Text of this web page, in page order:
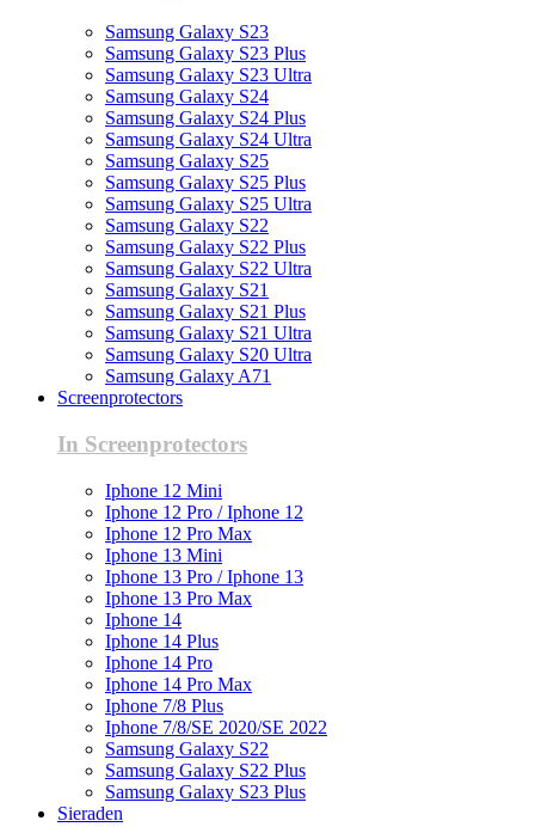
Samsung Galaxy S23
Samsung Galaxy S23 Plus
Samsung Galaxy S23 Ultra
Samsung Galaxy S24
Samsung Galaxy S24 Plus
Samsung Galaxy S24 Ultra
Samsung Galaxy S25
Samsung Galaxy S25 Plus
Samsung Galaxy S25 Ultra
Samsung Galaxy S22
Samsung Galaxy S22 Plus
Samsung Galaxy S22 Ultra
Samsung Galaxy S21
Samsung Galaxy S21 Plus
Samsung Galaxy S21 Ultra
Samsung Galaxy S20 Ultra
Samsung Galaxy A71
Screenprotectors
In Screenprotectors
Iphone 12 Mini
Iphone 12 Pro / Iphone 12
Iphone 12 Pro Max
Iphone 13 Mini
Iphone 13 Pro / Iphone 13
Iphone 13 Pro Max
Iphone 14
Iphone 14 Plus
Iphone 14 Pro
Iphone 14 Pro Max
Iphone 7/8 Plus
Iphone 7/8/SE 2020/SE 2022
Samsung Galaxy S22
Samsung Galaxy S22 Plus
Samsung Galaxy S23 Plus
Sieraden